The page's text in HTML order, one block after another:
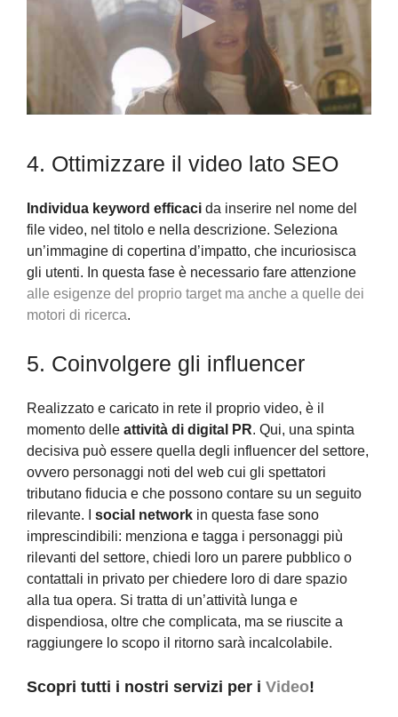
4. Ottimizzare il video lato SEO
Individua keyword efficaci da inserire nel nome del
file video, nel titolo e nella descrizione. Seleziona
un’immagine di copertina d’impatto, che incuriosisca
gli utenti. In questa fase è necessario fare attenzione
alle esigenze del proprio target ma anche a quelle dei
motori di ricerca.
5. Coinvolgere gli influencer
Realizzato e caricato in rete il proprio video, è il
momento delle attività di digital PR. Qui, una spinta
decisiva può essere quella degli influencer del settore,
ovvero personaggi noti del web cui gli spettatori
tributano fiducia e che possono contare su un seguito
rilevante. I social network in questa fase sono
imprescindibili: menziona e tagga i personaggi più
rilevanti del settore, chiedi loro un parere pubblico o
contattali in privato per chiedere loro di dare spazio
alla tua opera. Si tratta di un’attività lunga e
dispendiosa, oltre che complicata, ma se riuscite a
raggiungere lo scopo il ritorno sarà incalcolabile.
Scopri tutti i nostri servizi per i Video!